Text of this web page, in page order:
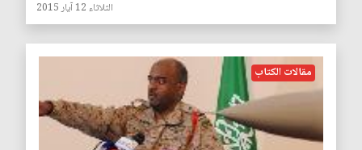
الثلاثاء 12 آيار 2015
مقالات الكتاب